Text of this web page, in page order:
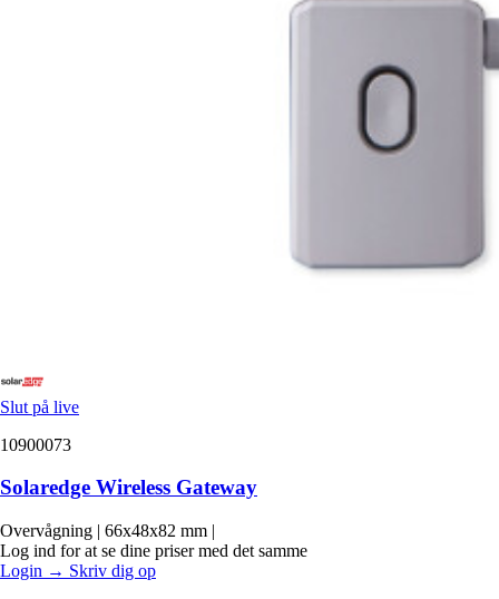
Slut på live
10900073
Solaredge Wireless Gateway
Overvågning | 66x48x82 mm |
Log ind for at se dine priser med det samme
Login → Skriv dig op